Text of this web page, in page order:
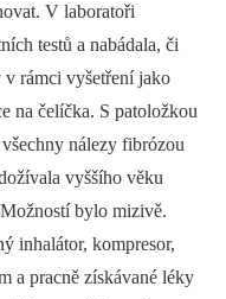
V laboratoři
testů a nabádala, či
v rámci vyšetření jako
na čelíčka. S patoložkou
nálezy fibrózou
vyššího věku
bylo mizivě.
inhalátor, kompresor,
a pracně získávané léky